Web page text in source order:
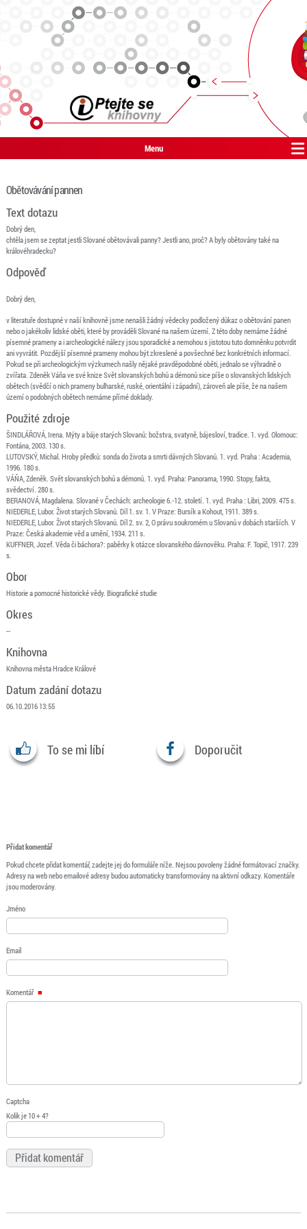
Menu
Obětovávání pannen
Text dotazu
Dobrý den,
chtěla jsem se zeptat jestli Slované obětovávali panny? Jestli ano, proč? A byly obětovány také na
královéhradecku?
Odpověď
Dobrý den,
v literatuře dostupné v naší knihovně jsme nenašli žádný vědecky podložený důkaz o obětování panen
nebo o jakékoliv lidské oběti, které by prováděli Slované na našem území. Z této doby nemáme žádné
písemné prameny a i archeologické nálezy jsou sporadické a nemohou s jistotou tuto domněnku potvrdit
ani vyvrátit. Pozdější písemné prameny mohou být zkreslené a povšechné bez konkrétních informací.
Pokud se při archeologickým výzkumech našly nějaké pravděpodobné oběti, jednalo se výhradně o
zvířata. Zdeněk Váňa ve své knize Svět slovanských bohů a démonů sice píše o slovanských lidských
obětech (svědčí o nich prameny bulharské, ruské, orientální i západní), zároveň ale píše, že na našem
území o podobných obětech nemáme přímé doklady.
Použité zdroje
ŠINDLÁŘOVÁ, Irena. Mýty a báje starých Slovanů: božstva, svatyně, bájesloví, tradice. 1. vyd. Olomouc:
Fontána, 2003. 130 s.
LUTOVSKÝ, Michal. Hroby předků: sonda do života a smrti dávných Slovanů. 1. vyd. Praha : Academia,
1996. 180 s.
VÁŇA, Zdeněk. Svět slovanských bohů a démonů. 1. vyd. Praha: Panorama, 1990. Stopy, fakta,
svědectví. 280 s.
BERANOVÁ, Magdalena. Slované v Čechách: archeologie 6.-12. století. 1. vyd. Praha : Libri, 2009. 475 s.
NIEDERLE, Lubor. Život starých Slovanů. Díl 1. sv. 1. V Praze: Bursík a Kohout, 1911. 389 s.
NIEDERLE, Lubor. Život starých Slovanů. Díl 2. sv. 2, O právu soukromém u Slovanů v dobách starších. V
Praze: Česká akademie věd a umění, 1934. 211 s.
KUFFNER, Jozef. Věda či báchora?: paběrky k otázce slovanského dávnověku. Praha: F. Topič, 1917. 239
s.
Obor
Historie a pomocné historické vědy. Biografické studie
Okres
--
Knihovna
Knihovna města Hradce Králové
Datum zadání dotazu
06.10.2016 13:55
To se mi líbí Doporučit
Přidat komentář
Pokud chcete přidat komentář, zadejte jej do formuláře níže. Nejsou povoleny žádné formátovací značky.
Adresy na web nebo emailové adresy budou automaticky transformovány na aktivní odkazy. Komentáře
jsou moderovány.
Jméno
Email
Komentář
Captcha
Kolik je 10 + 4?